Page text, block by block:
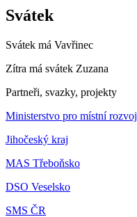
Svátek
Svátek má Vavřinec
Zítra má svátek Zuzana
Partneři, svazky, projekty
Ministerstvo pro místní rozvoj
Jihočeský kraj
MAS Třeboňsko
DSO Veselsko
SMS ČR